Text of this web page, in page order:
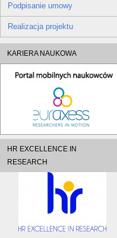
Podpisanie umowy
Realizacja projektu
KARIERA NAUKOWA
HR EXCELLENCE IN
RESEARCH